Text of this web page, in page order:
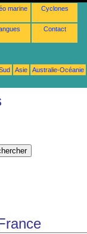
marine Cyclones
Contact
Asie
Australie-Océanie